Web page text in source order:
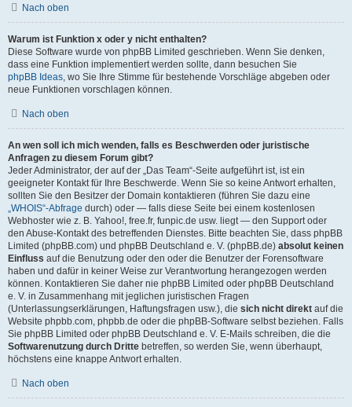
Nach oben
Warum ist Funktion x oder y nicht enthalten?
Diese Software wurde von phpBB Limited geschrieben. Wenn Sie denken,
dass eine Funktion implementiert werden sollte, dann besuchen Sie
phpBB Ideas, wo Sie Ihre Stimme für bestehende Vorschläge abgeben oder
neue Funktionen vorschlagen können.
Nach oben
An wen soll ich mich wenden, falls es Beschwerden oder juristische
Anfragen zu diesem Forum gibt?
Jeder Administrator, der auf der „Das Team“-Seite aufgeführt ist, ist ein
geeigneter Kontakt für Ihre Beschwerde. Wenn Sie so keine Antwort erhalten,
sollten Sie den Besitzer der Domain kontaktieren (führen Sie dazu eine
„WHOIS“-Abfrage durch) oder — falls diese Seite bei einem kostenlosen
Webhoster wie z. B. Yahoo!, free.fr, funpic.de usw. liegt — den Support oder
den Abuse-Kontakt des betreffenden Dienstes. Bitte beachten Sie, dass phpBB
Limited (phpBB.com) und phpBB Deutschland e. V. (phpBB.de) absolut keinen
Einfluss auf die Benutzung oder den oder die Benutzer der Forensoftware
haben und dafür in keiner Weise zur Verantwortung herangezogen werden
können. Kontaktieren Sie daher nie phpBB Limited oder phpBB Deutschland
e. V. in Zusammenhang mit jeglichen juristischen Fragen
(Unterlassungserklärungen, Haftungsfragen usw.), die sich nicht direkt auf die
Website phpbb.com, phpbb.de oder die phpBB-Software selbst beziehen. Falls
Sie phpBB Limited oder phpBB Deutschland e. V. E-Mails schreiben, die die
Softwarenutzung durch Dritte betreffen, so werden Sie, wenn überhaupt,
höchstens eine knappe Antwort erhalten.
Nach oben